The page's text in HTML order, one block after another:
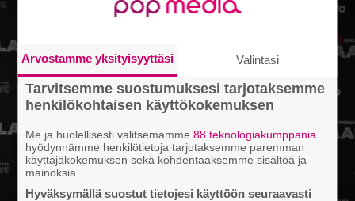
Arvostamme yksityisyyttäsi Valintasi
Tarvitsemme suostumuksesi tarjotaksemme
henkilökohtaisen käyttökokemuksen
Me ja huolellisesti valitsemamme88 teknologiakumppania
hyödynnämme henkilötietoja tarjotaksemme paremman
käyttäjäkokemuksen sekä kohdentaaksemme sisältöä ja
mainoksia.
Hyväksymällä suostut tietojesi käyttöön seuraavasti